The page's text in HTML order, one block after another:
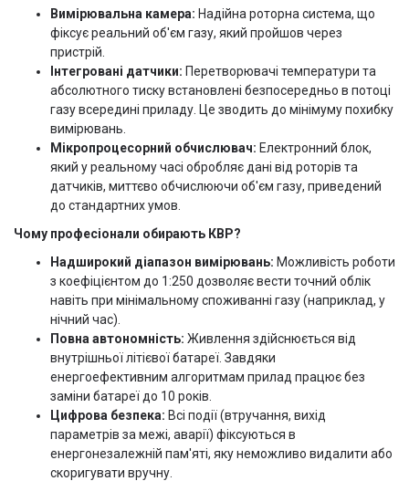
Вимірювальна камера: Надійна роторна система, що
фіксує реальний об'єм газу, який пройшов через
пристрій.
Інтегровані датчики: Перетворювачі температури та
абсолютного тиску встановлені безпосередньо в потоці
газу всередині приладу. Це зводить до мінімуму похибку
вимірювань.
Мікропроцесорний обчислювач: Електронний блок,
який у реальному часі обробляє дані від роторів та
датчиків, миттєво обчислюючи об'єм газу, приведений
до стандартних умов.
Чому професіонали обирають КВР?
Надширокий діапазон вимірювань: Можливість роботи
з коефіцієнтом до 1:250 дозволяє вести точний облік
навіть при мінімальному споживанні газу (наприклад, у
нічний час).
Повна автономність: Живлення здійснюється від
внутрішньої літієвої батареї. Завдяки
енергоефективним алгоритмам прилад працює без
заміни батареї до 10 років.
Цифрова безпека: Всі події (втручання, вихід
параметрів за межі, аварії) фіксуються в
енергонезалежній пам'яті, яку неможливо видалити або
скоригувати вручну.